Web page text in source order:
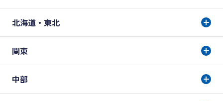
北海道・東北
関東
中部